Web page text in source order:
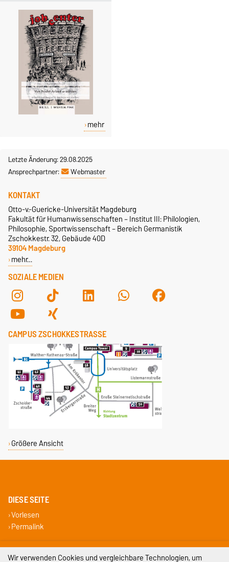
mehr
Letzte Änderung: 29.08.2025
Ansprechpartner:
Webmaster
SOZIALE MEDIEN
KONTAKT
Otto-v.-Guericke-Universität Magdeburg
Fakultät für Humanwissenschaften – Institut III: Philologien,
Philosophie, Sportwissenschaft – Bereich Germanistik
Zschokkestr. 32, Gebäude 40D
39104 Magdeburg
mehr…
CAMPUS ZSCHOKKESTRASSE
Größere Ansicht
DIESE SEITE
Vorlesen
Permalink
Impressum
Wir verwenden Cookies und vergleichbare Technologien, um